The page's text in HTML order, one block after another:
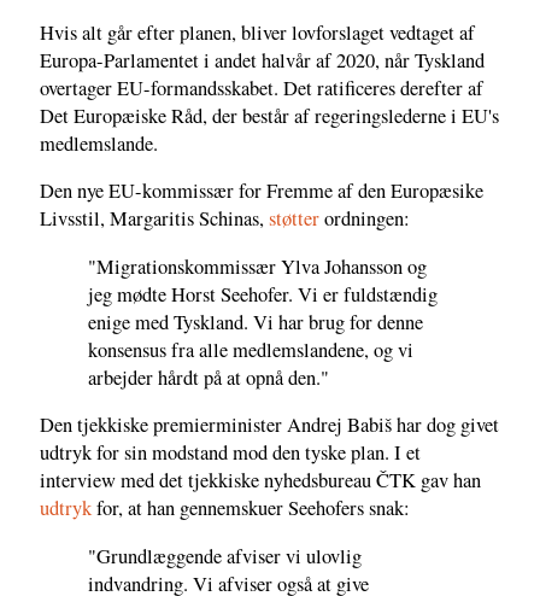
Hvis alt går efter planen, bliver lovforslaget vedtaget af
Europa-Parlamentet i andet halvår af 2020, når Tyskland
overtager EU-formandsskabet. Det ratificeres derefter af
Det Europæiske Råd, der består af regeringslederne i EU's
medlemslande.
Den nye EU-kommissær for Fremme af den Europæsike
Livsstil, Margaritis Schinas,støtterordningen:
"Migrationskommissær Ylva Johansson og
jeg mødte Horst Seehofer. Vi er fuldstændig
enige med Tyskland. Vi har brug for denne
konsensus fra alle medlemslandene, og vi
arbejder hårdt på at opnå den."
Den tjekkiske premierminister Andrej Babiš har dog givet
udtryk for sin modstand mod den tyske plan. I et
interview med det tjekkiske nyhedsbureau ČTK gav han
udtrykfor, at han gennemskuer Seehofers snak:
"Grundlæggende afviser vi ulovlig
indvandring. Vi afviser også at give